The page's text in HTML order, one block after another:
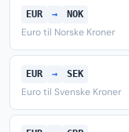
EUR → NOK
Euro til Norske Kroner
EUR → SEK
Euro til Svenske Kroner